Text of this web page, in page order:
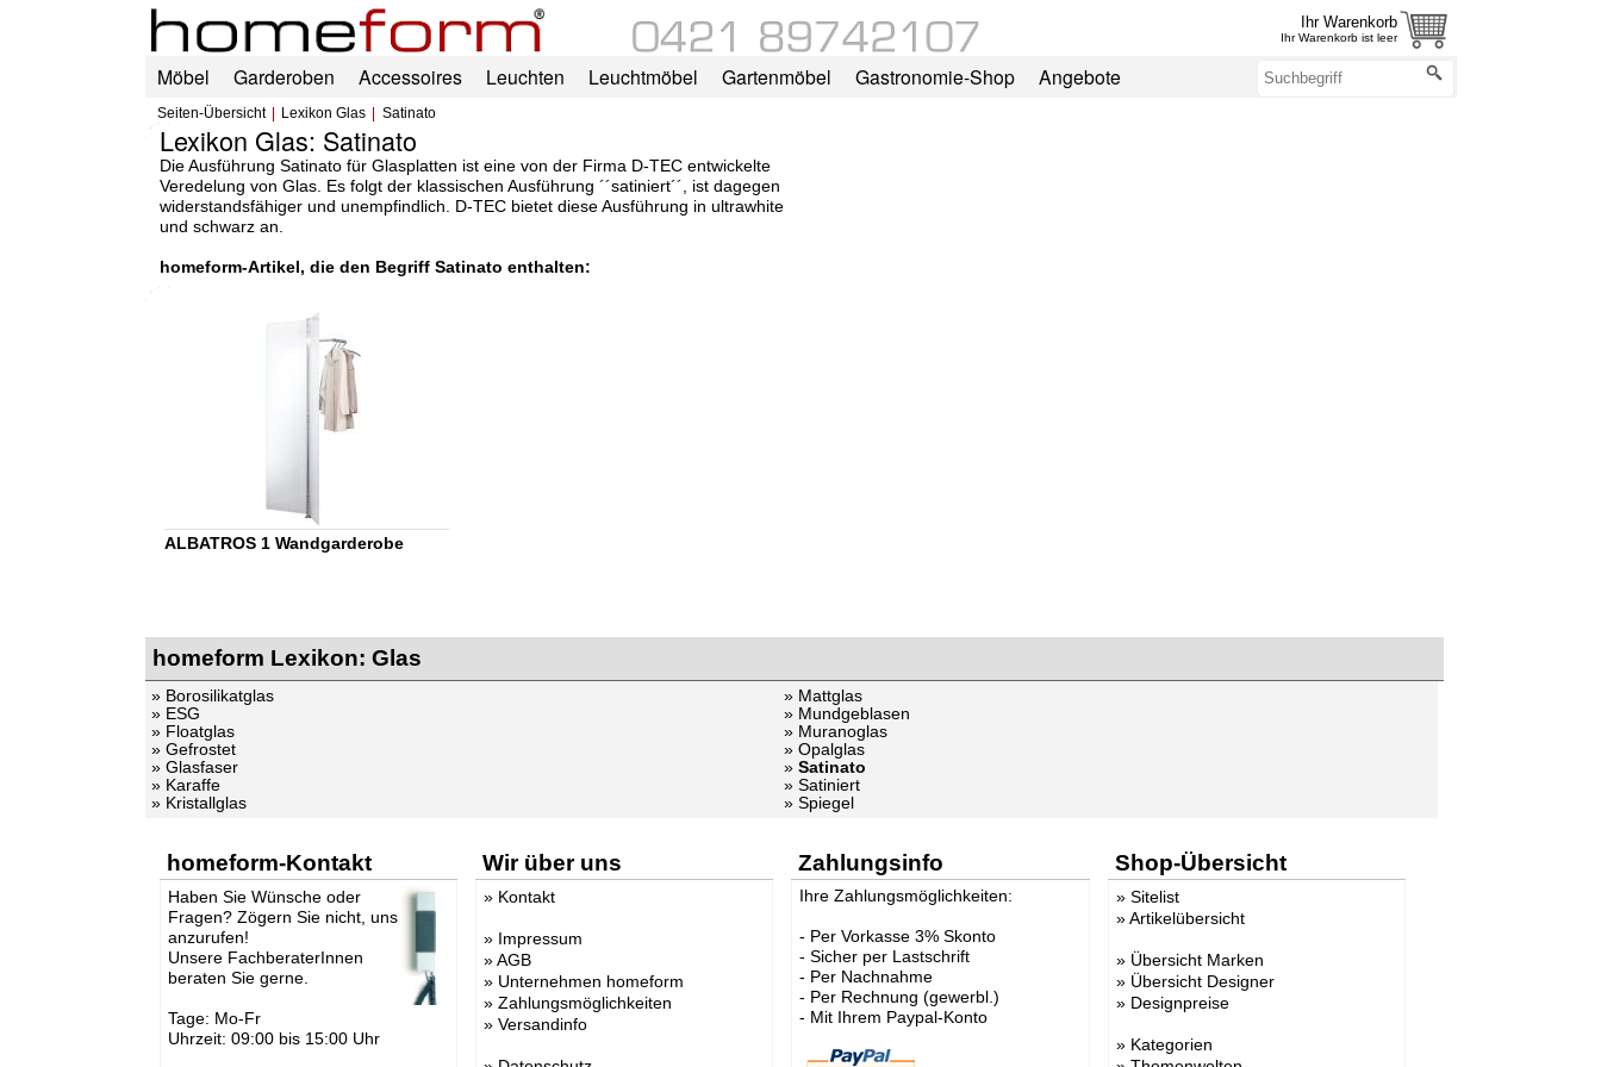
Ihr Warenkorb
Ihr Warenkorb ist leer
Möbel Garderoben Accessoires Leuchten Leuchtmöbel Gartenmöbel Gastronomie-Shop Angebote
Seiten-Übersicht Lexikon Glas Satinato
Lexikon Glas: Satinato
Die Ausführung Satinato für Glasplatten ist eine von der Firma D-TEC entwickelte
Veredelung von Glas. Es folgt der klassischen Ausführung ´´satiniert´´, ist dagegen
widerstandsfähiger und unempfindlich. D-TEC bietet diese Ausführung in ultrawhite
und schwarz an.
homeform-Artikel, die den Begriff Satinato enthalten:
ALBATROS 1 Wandgarderobe
homeform Lexikon: Glas
» Borosilikatglas
» ESG
» Floatglas
» Gefrostet
» Glasfaser
» Karaffe
» Kristallglas
» Mattglas
» Mundgeblasen
» Muranoglas
» Opalglas
» Satinato
» Satiniert
» Spiegel
homeform-Kontakt
Haben Sie Wünsche oder
Fragen? Zögern Sie nicht, uns
anzurufen!
Unsere FachberaterInnen
beraten Sie gerne.
Tage: Mo-Fr
Uhrzeit: 09:00 bis 15:00 Uhr
Wir über uns
» Kontakt
» Impressum
»AGB
» Unternehmen homeform
» Zahlungsmöglichkeiten
» Versandinfo
Zahlungsinfo
Ihre Zahlungsmöglichkeiten:
- Per Vorkasse 3% Skonto
- Sicher per Lastschrift
- Per Nachnahme
- Per Rechnung (gewerbl.)
- Mit Ihrem Paypal-Konto
Shop-Übersicht
» Sitelist
»Artikelübersicht
» Übersicht Marken
» Übersicht Designer
» Designpreise
» Kategorien